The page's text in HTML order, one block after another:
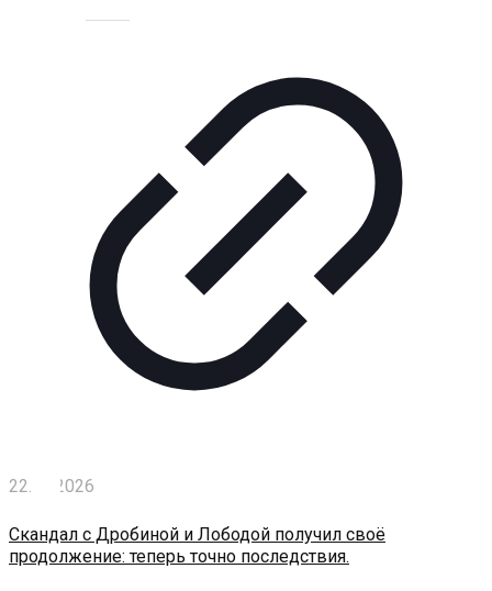
Технологии
читателя
Блокчейн
О
нас
Помощь
проекту
22.01.2026
Скандал с Дробиной и Лободой получил своё
продолжение: теперь точно последствия.